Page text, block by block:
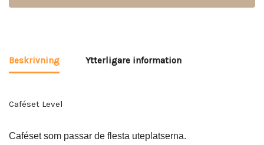
Beskrivning Ytterligare information
Caféset Level
Cafésetsom passar de flesta uteplatserna.